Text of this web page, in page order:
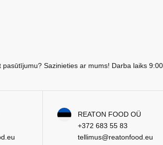
pasūtījumu? Sazinieties ar mums! Darba laiks
REATON FOOD OÜ
+372 683 55 83
tellimus@reatonfood.eu